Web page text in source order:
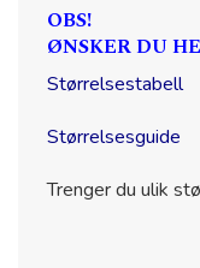
OBS!
ØNSKER DU
Størrelsestabell
Størrelsesguide
Trenger du ulik